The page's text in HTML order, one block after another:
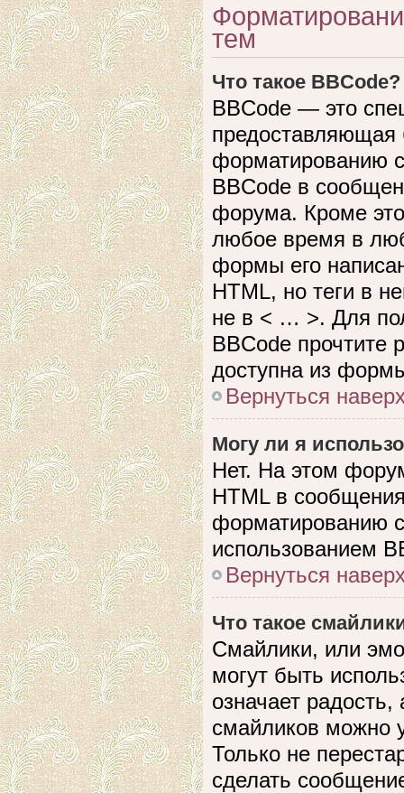
тем
Что такое BBCode?
BBCode — это
предоставляющая
форматированию
BBCode в
форума. Кроме
любое время в
формы его
HTML, но теги в
не в < … >. Для
BBCode прочтите
доступна из
Вернуться
Могу ли я
Нет. На этом
HTML в
форматированию
использованием
Вернуться
Что такое
Смайлики, или
могут быть
означает
смайликов можно
Только не
сделать